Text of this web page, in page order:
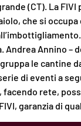
(CT). La
che si
Andrea Annino –
le cantine
di eventi a
facendo rete,
garanzia di